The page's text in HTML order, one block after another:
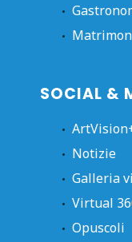
SOCIAL &
Notizie
Galleria
Virtual
Opuscoli